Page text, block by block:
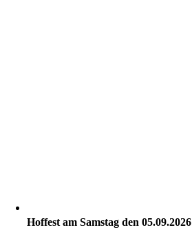
Hoffest am Samstag den 05.09.2026